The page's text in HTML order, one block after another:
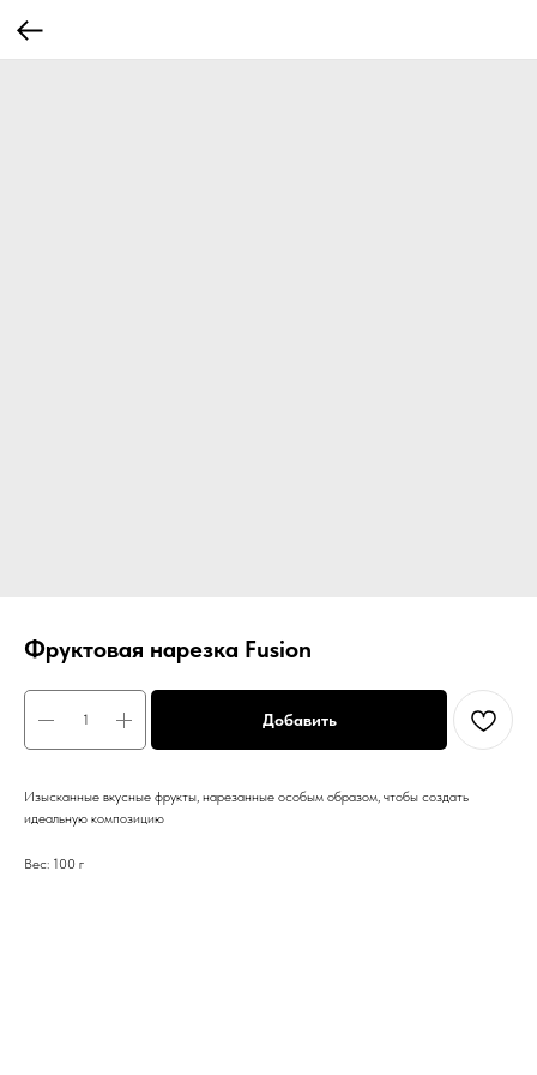
Фруктовая нарезка Fusion
Добавить
Изысканные вкусные фрукты, нарезанные особым образом, чтобы создать
идеальную композицию
Вес: 100 г